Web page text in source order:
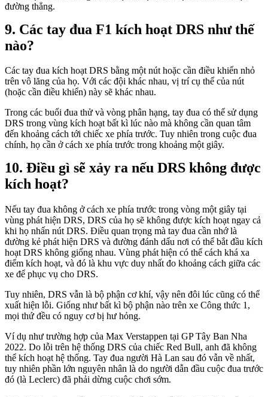
đường thẳng.
Các tay đua F1 kích hoạt DRS như thế
nào?
Các tay đua kích hoạt DRS bằng một nút hoặc cần điều khiển nhỏ
trên vô lăng của họ. Với các đội khác nhau, vị trí cụ thể của nút
(hoặc cần điều khiển) này sẽ khác nhau.
Trong các buổi đua thử và vòng phân hạng, tay đua có thể sử dụng
DRS trong vùng kích hoạt bất kì lúc nào mà không cần quan tâm
đến khoảng cách tới chiếc xe phía trước. Tuy nhiên trong cuộc đua
chính, họ cần ở cách xe phía trước trong khoảng một giây.
Điều gì sẽ xảy ra nếu DRS không được
kích hoạt?
Nếu tay đua không ở cách xe phía trước trong vòng một giây tại
vùng phát hiện DRS, DRS của họ sẽ không được kích hoạt ngay cả
khi họ nhấn nút DRS. Điều quan trọng mà tay đua cần nhớ là
đường kẻ phát hiện DRS và đường đánh dấu nơi có thể bắt đầu kích
hoạt DRS không giống nhau. Vùng phát hiện có thể cách khá xa
điểm kích hoạt, và đó là khu vực duy nhất đo khoảng cách giữa các
xe để phục vụ cho DRS.
Tuy nhiên, DRS vẫn là bộ phận cơ khí, vậy nên đôi lúc cũng có thể
xuất hiện lỗi. Giống như bất kì bộ phận nào trên xe Công thức 1,
mọi thứ đều có nguy cơ bị hư hỏng.
Ví dụ như trường hợp của Max Verstappen tại GP Tây Ban Nha
2022. Do lỗi trên hệ thống DRS của chiếc Red Bull, anh đã không
thể kích hoạt hệ thống. Tay đua người Hà Lan sau đó vẫn về nhất,
tuy nhiên phần lớn nguyên nhân là do người dẫn đầu cuộc đua trước
đó (là Leclerc) đã phải dừng cuộc chơi sớm.